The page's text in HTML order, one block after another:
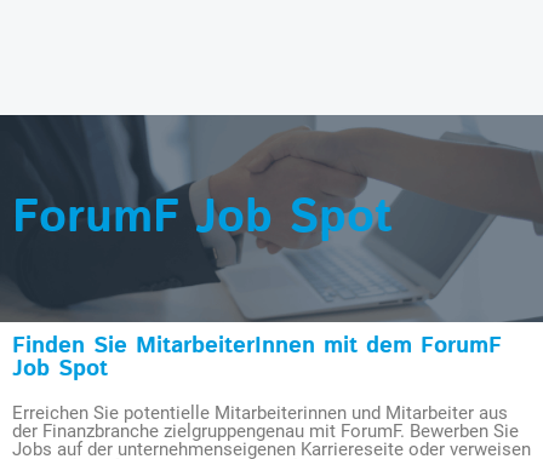
ForumF Job Spot
Finden Sie MitarbeiterInnen mit dem ForumF
Job Spot
Erreichen Sie potentielle Mitarbeiterinnen und Mitarbeiter aus
der Finanzbranche zielgruppengenau mit ForumF. Bewerben Sie
Jobs auf der unternehmenseigenen Karriereseite oder verweisen